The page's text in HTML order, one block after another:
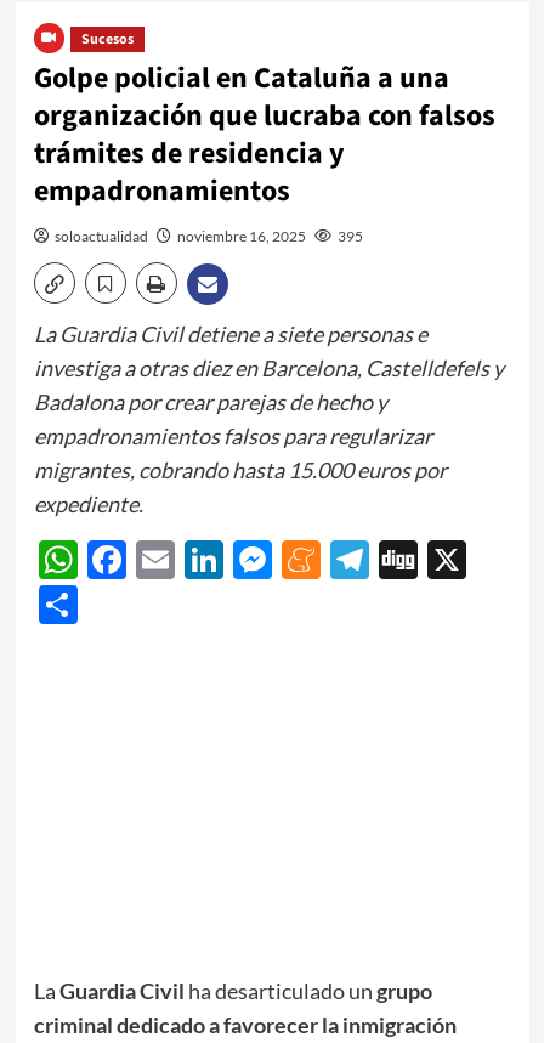
Sucesos
Golpe policial en Cataluña a una
organización que lucraba con falsos
trámites de residencia y
empadronamientos
soloactualidad noviembre 16, 2025 395
La Guardia Civil detiene a siete personas e
investiga a otras diez en Barcelona, Castelldefels y
Badalona por crear parejas de hecho y
empadronamientos falsos para regularizar
migrantes, cobrando hasta 15.000 euros por
expediente.
WhatsApp
Facebook
EmailLinkedIn
Messenger
Meneame
Telegram
Digg
X
Share
LaGuardia Civil ha desarticulado ungrupo
criminal dedicado a favorecer la inmigración